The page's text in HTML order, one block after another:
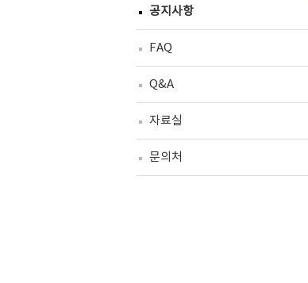
공지사항
FAQ
Q&A
자료실
문의처